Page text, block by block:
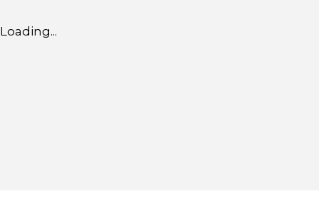
Loading...